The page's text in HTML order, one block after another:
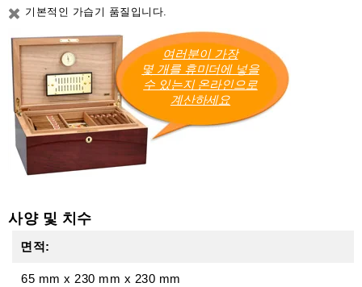
기본적인 가습기 품질입니다.
여러분이 가장
몇 개를 휴미더에 넣을
수 있는지 온라인으로
계산하세요
사양 및 치수
면적:
65 mm x 230 mm x 230 mm